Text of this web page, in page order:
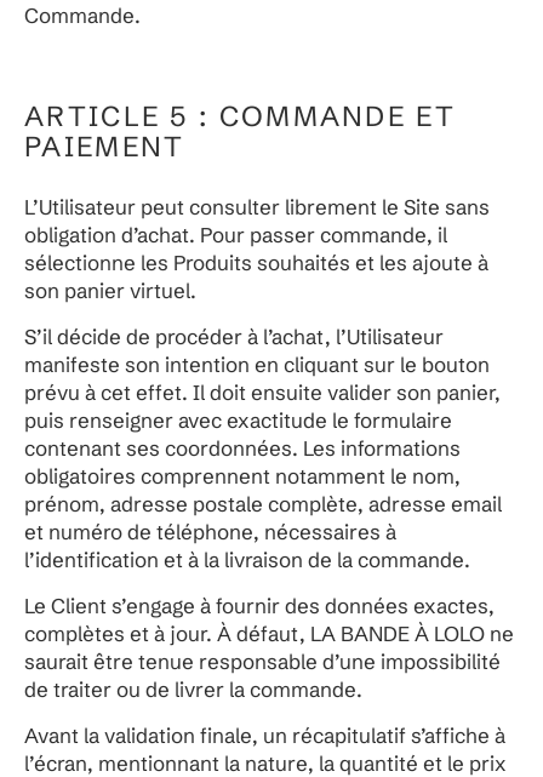
Commande.
ARTICLE 5 : COMMANDE ET
PAIEMENT
L’Utilisateur peut consulter librement le Site sans
obligation d’achat. Pour passer commande, il
sélectionne les Produits souhaités et les ajoute à
son panier virtuel.
S’il décide de procéder à l’achat, l’Utilisateur
manifeste son intention en cliquant sur le bouton
prévu à cet effet. Il doit ensuite valider son panier,
puis renseigner avec exactitude le formulaire
contenant ses coordonnées. Les informations
obligatoires comprennent notamment le nom,
prénom, adresse postale complète, adresse email
et numéro de téléphone, nécessaires à
l’identification et à la livraison de la commande.
Le Client s’engage à fournir des données exactes,
complètes et à jour. À défaut, LA BANDE À LOLO ne
saurait être tenue responsable d’une impossibilité
de traiter ou de livrer la commande.
Avant la validation finale, un récapitulatif s’affiche à
l’écran, mentionnant la nature, la quantité et le prix